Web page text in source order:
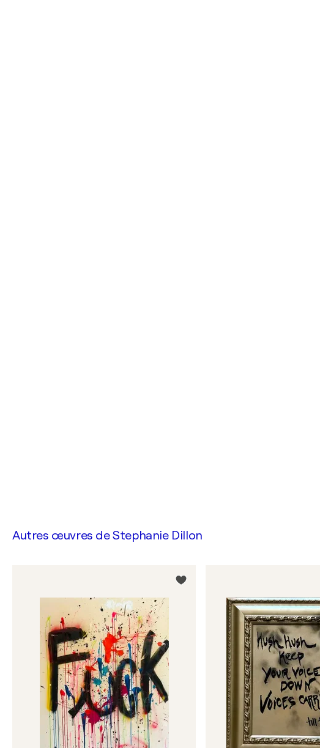
Autres œuvres deStephanie Dillon